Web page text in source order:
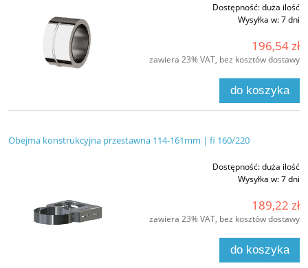
Dostępność:duża ilość
Wysyłka w:7 dni
196,54 zł
zawiera 23% VAT, bez kosztów dostawy
do koszyka
Obejma konstrukcyjna przestawna 114-161mm | fi 160/220
Dostępność:duża ilość
Wysyłka w:7 dni
189,22 zł
zawiera 23% VAT, bez kosztów dostawy
do koszyka